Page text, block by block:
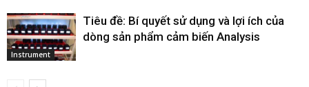
Instrument
Tiêu đề: Bí quyết sử dụng và lợi ích của
dòng sản phẩm cảm biến Analysis